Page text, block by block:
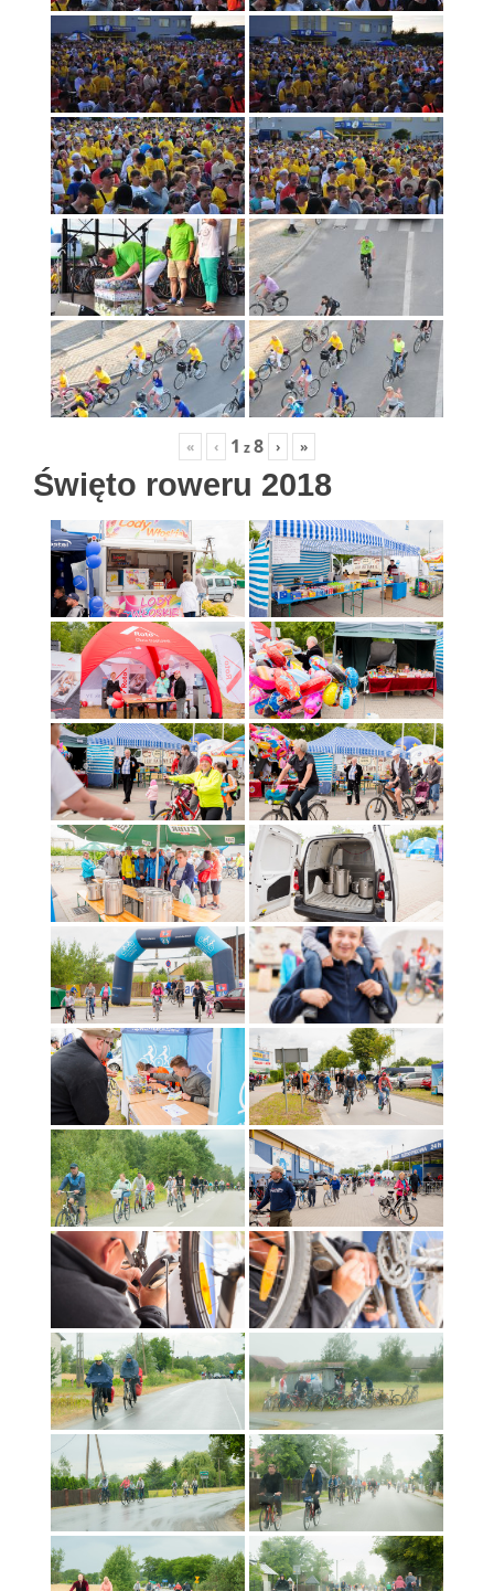
« ‹ 1 z8 › »
Święto roweru 2018